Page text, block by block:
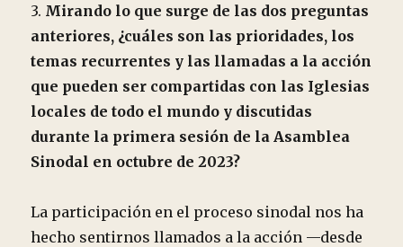
3. Mirando lo que surge de las dos preguntas
anteriores, ¿cuáles son las prioridades, los
temas recurrentes y las llamadas a la acción
que pueden ser compartidas con las Iglesias
locales de todo el mundo y discutidas
durante la primera sesión de la Asamblea
Sinodal en octubre de 2023?
La participación en el proceso sinodal nos ha
hecho sentirnos llamados a la acción —desde